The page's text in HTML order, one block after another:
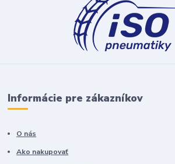
Informácie pre zákazníkov
O nás
Ako nakupovať